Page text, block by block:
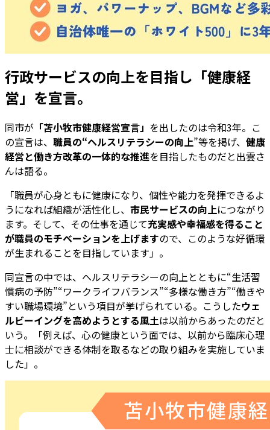
行政サービスの向上を目指し「健康経
営」を宣言。
同市が 「苫小牧市健康経営宣言」 を出したのは令和3年。こ
の宣言は、 職員の“ヘルスリテラシーの向上”等を掲げ、 健康
経営と働き方改革の一体的な推進を目指したものだと出雲さ
んは語る。
「職員が心身ともに健康になり、個性や能力を発揮できるよ
うになれば組織が活性化し、 市民サービスの向上につながり
ます。そして、その仕事を通じて充実感や幸福感を得ること
が職員のモチベーションを上げますので、このような好循環
が生まれることを目指しています」。
同宣言の中では、ヘルスリテラシーの向上とともに“生活習
慣病の予防”“ワークライフバランス”“多様な働き方”“働きや
すい職場環境”という項目が挙げられている。こうしたウェ
ルビーイングを高めようとする風土は以前からあったのだと
いう。「例えば、心の健康という面では、以前から臨床心理
士に相談ができる体制を取るなどの取り組みを実施していま
した」。